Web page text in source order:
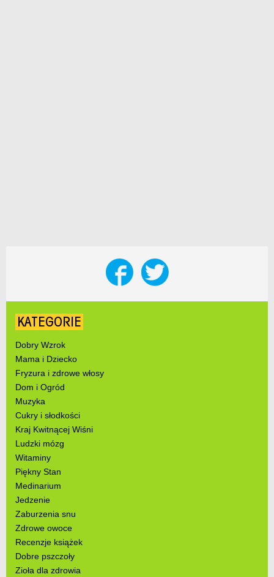
KATEGORIE
Dobry Wzrok
Mama i Dziecko
Fryzura i zdrowe włosy
Dom i Ogród
Muzyka
Cukry i słodkości
Kraj Kwitnącej Wiśni
Ludzki mózg
Witaminy
Piękny Stan
Medinarium
Jedzenie
Zaburzenia snu
Zdrowe owoce
Recenzje książek
Dobre pszczoły
Zioła dla zdrowia